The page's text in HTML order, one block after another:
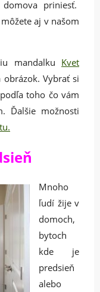
priniesť.
aj v našom
mandalku Kvet
Vybrať si
toho čo vám
Ďalšie možnosti
Mnoho
ľudí žije v
domoch,
bytoch
kde je
predsieň
alebo